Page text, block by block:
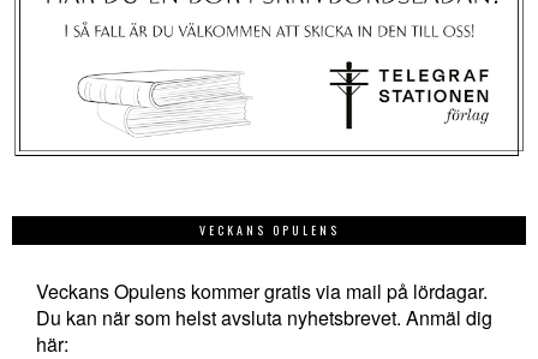
VECKANS OPULENS
Veckans Opulens kommer gratis via mail på lördagar.
Du kan när som helst avsluta nyhetsbrevet. Anmäl dig
här: